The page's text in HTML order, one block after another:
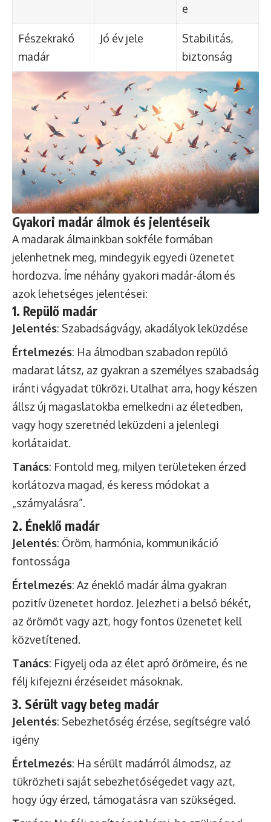
e
Fészekrakó
madár
Jó év jele
Stabilitás,
biztonság
Gyakori madár álmok és jelentéseik
A madarak álmainkban sokféle formában
jelenhetnek meg, mindegyik egyedi üzenetet
hordozva. Íme néhány gyakori madár-álom és
azok lehetséges jelentései:
1. Repülő madár
Jelentés: Szabadságvágy, akadályok leküzdése
Értelmezés: Ha álmodban szabadon repülő
madarat látsz, az gyakran a személyes szabadság
iránti vágyadat tükrözi. Utalhat arra, hogy készen
állsz új magaslatokba emelkedni az életedben,
vagy hogy szeretnéd leküzdeni a jelenlegi
korlátaidat.
Tanács: Fontold meg, milyen területeken érzed
korlátozva magad, és keress módokat a
„szárnyalásra”.
2. Éneklő madár
Jelentés: Öröm, harmónia, kommunikáció
fontossága
Értelmezés: Az éneklő madár álma gyakran
pozitív üzenetet hordoz. Jelezheti a belső békét,
az örömöt vagy azt, hogy fontos üzenetet kell
közvetítened.
Tanács: Figyelj oda az élet apró örömeire, és ne
félj kifejezni érzéseidet másoknak.
3. Sérült vagy beteg madár
Jelentés: Sebezhetőség érzése, segítségre való
igény
Értelmezés: Ha sérült madárról álmodsz, az
tükrözheti saját sebezhetőségedet vagy azt,
hogy úgy érzed, támogatásra van szükséged.